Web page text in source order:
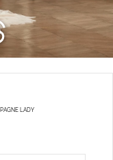
LADY